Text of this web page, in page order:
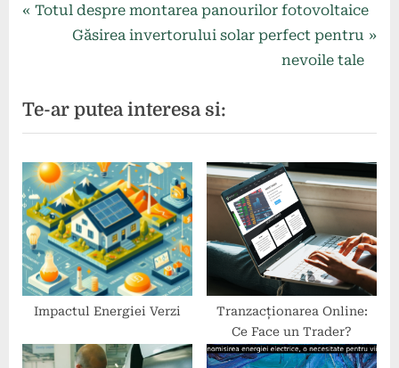
Navigare
P
i
o
u
s
P
o
s
t
:
Totul despre montarea panourilor fotovoltaice
N
t
P
o
s
t
:
Găsirea invertorului solar perfect pentru
nevoile tale
Te-ar putea interesa si:
Impactul Energiei Verzi
Tranzacționarea Online:
Ce Face un Trader?